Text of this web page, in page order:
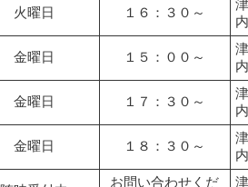
火曜日 １６：３０～
金曜日 １５：００～
金曜日 １７：３０～
金曜日 １８：３０～
お問い合わせくだ